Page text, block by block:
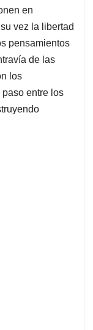
en
vez la libertad
pensamientos
de las
los
entre los